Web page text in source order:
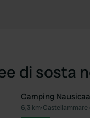
di sosta
Preferito
Camping Nausicaa
6,3 km•Castellammare